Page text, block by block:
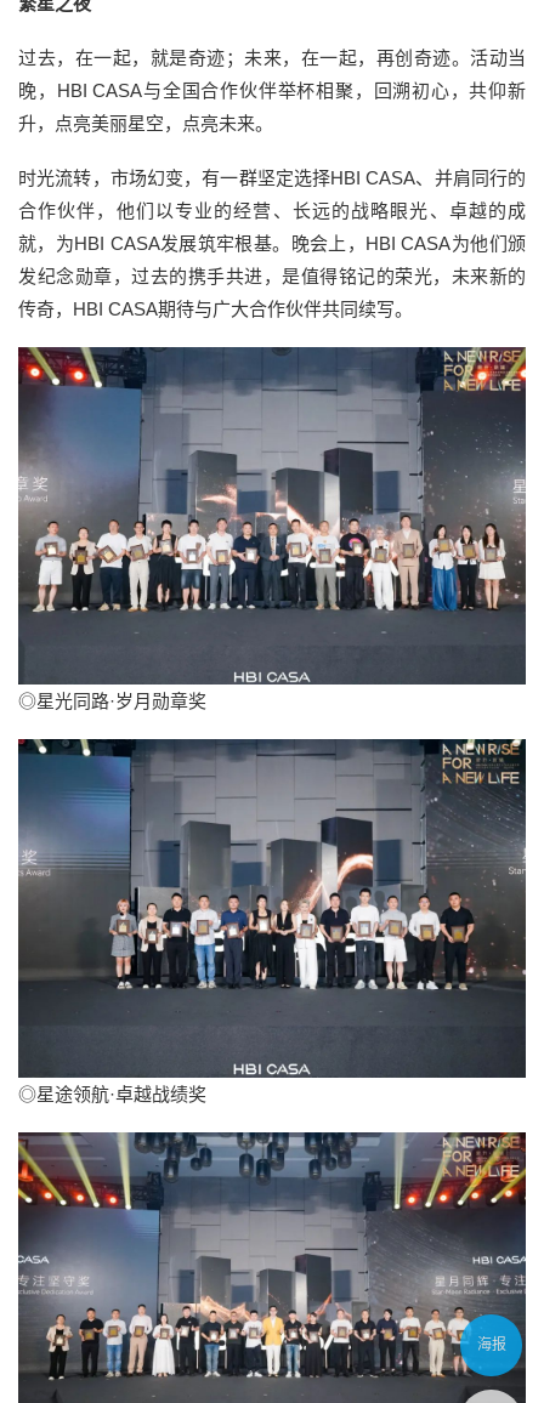
过去，在一起，就是奇迹；未来，在一起，再创奇迹。活动当
晚，HBI CASA与全国合作伙伴举杯相聚，回溯初心，共仰新
升，点亮美丽星空，点亮未来。
时光流转，市场幻变，有一群坚定选择HBI CASA、并肩同行的
合作伙伴，他们以专业的经营、长远的战略眼光、卓越的成
就，为HBI CASA发展筑牢根基。晚会上，HBI CASA为他们颁
发纪念勋章，过去的携手共进，是值得铭记的荣光，未来新的
传奇，HBI CASA期待与广大合作伙伴共同续写。
◎星光同路·岁月勋章奖
◎星途领航·卓越战绩奖
海报